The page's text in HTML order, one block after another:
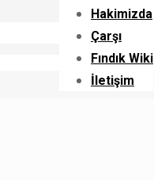
Hakimizda
Çarşı
Fındık Wiki
İletişim